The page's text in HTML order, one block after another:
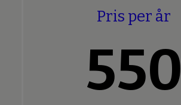
Pris per år
550